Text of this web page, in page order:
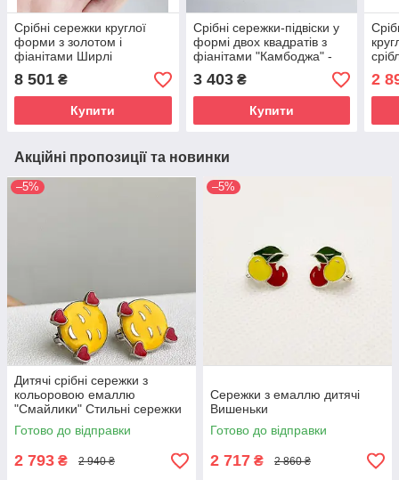
Срібні сережки круглої
форми з золотом і
фіанітами Ширлі
8 501 ₴
Купити
Срібні сережки-підвіски у
формі двох квадратів з
фіанітами "Камбоджа" -
925 проби
3 403₴
Купити
2
Акційні пропозиції та новинки
–5%
Дитячі срібні сережки з
кольоровою емаллю
"Смайлики" Стильні сережки
зі срібла для дітей
Готово до відправки
2 793 ₴ 2 940 ₴
–5%
Сережки з емаллю дитячі
Вишеньки
Готово до відправки
2 717 ₴ 2 860 ₴